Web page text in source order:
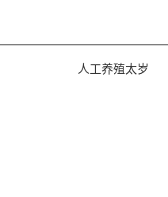
人工养殖太岁